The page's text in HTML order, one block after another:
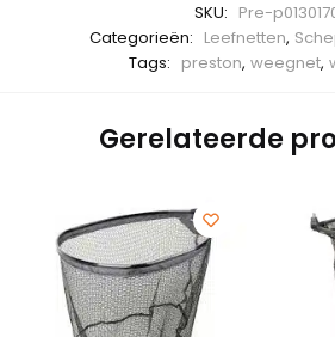
SKU: Pre-
Categorieën: Leefnetten,
Tags: preston, weegnet,
Gerelateerde